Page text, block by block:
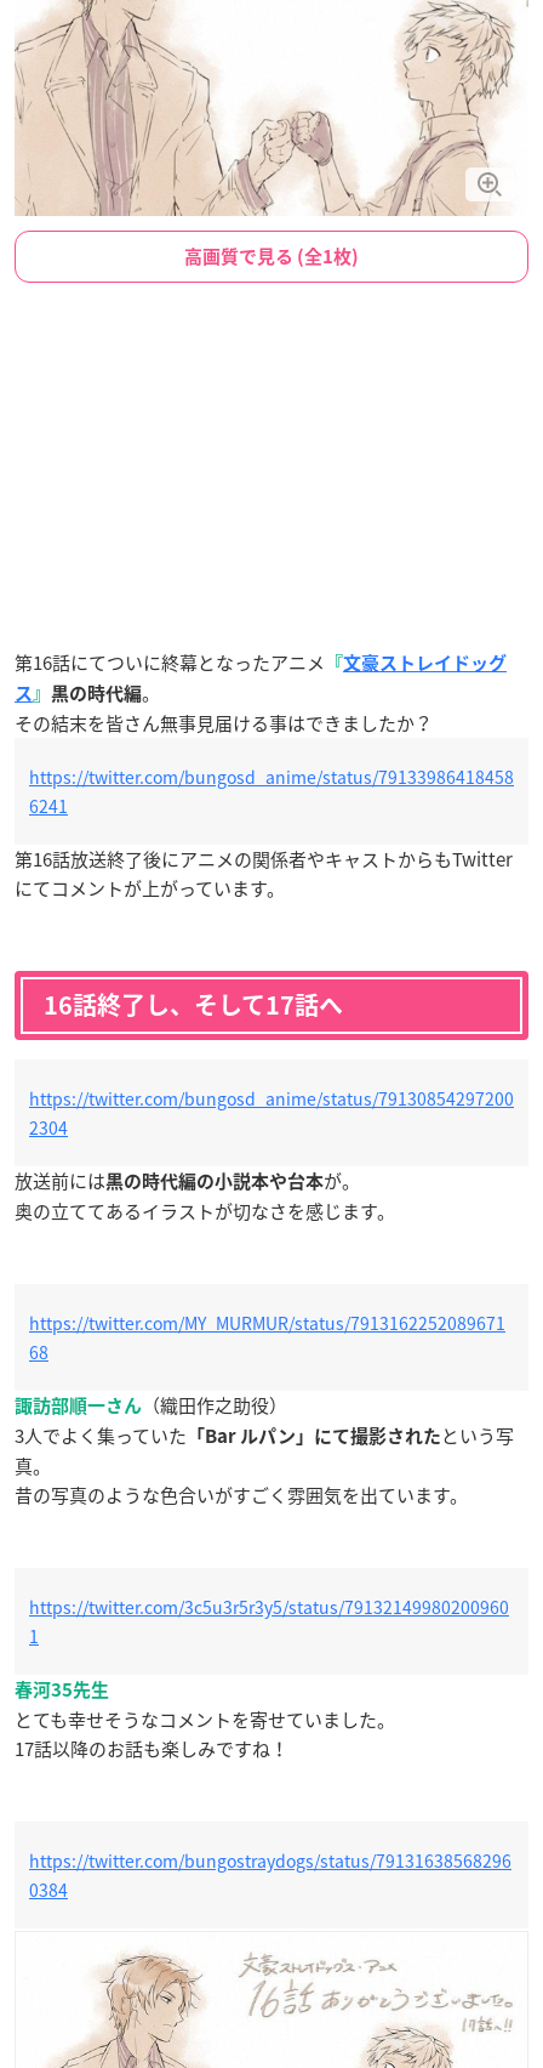
高画質で見る (全1枚)
第16話にてついに終幕となったアニメ 『文豪ストレイドッグ
ス 』 黒の時代編。
その結末を皆さん無事見届ける事はできましたか？
https://twitter.com/bungosd_anime/status/79133986418458
6241
第16話放送終了後にアニメの関係者やキャストからもTwitter
にてコメントが上がっています。
16話終了し、そして17話へ
https://twitter.com/bungosd_anime/status/79130854297200
2304
放送前には黒の時代編の小説本や台本が。
奥の立ててあるイラストが切なさを感じます。
https://twitter.com/MY_MURMUR/status/7913162252089671
68
諏訪部順一さん
（織田作之助役）
3人でよく集っていた 「Bar ルパン」にて撮影された という写
真。
昔の写真のような色合いがすごく雰囲気を出ています。
https://twitter.com/3c5u3r5r3y5/status/79132149980200960
1
春河35先生
とても幸せそうなコメントを寄せていました。
17話以降のお話も楽しみですね！
https://twitter.com/bungostraydogs/status/79131638568296
0384